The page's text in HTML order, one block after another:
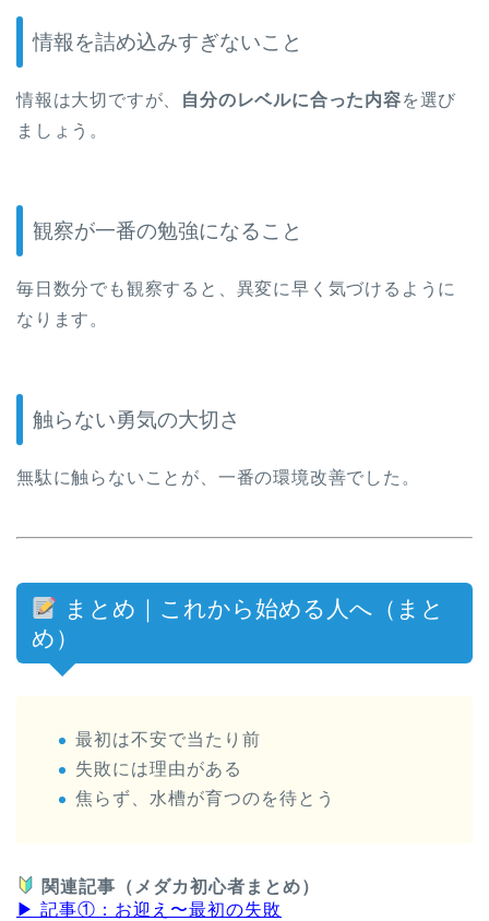
情報を詰め込みすぎないこと
情報は大切ですが、 自分のレベルに合った内容を選び
ましょう。
観察が一番の勉強になること
毎日数分でも観察すると、異変に早く気づけるように
なります。
触らない勇気の大切さ
無駄に触らないことが、一番の環境改善でした。
まとめ｜これから始める人へ（まと
め）
最初は不安で当たり前
失敗には理由がある
焦らず、水槽が育つのを待とう
関連記事（メダカ初心者まとめ）
▶ 記事①：お迎え〜最初の失敗